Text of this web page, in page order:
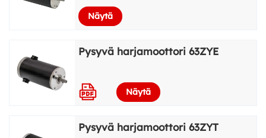
Näytä
Pysyvä harjamoottori 63ZYE
Näytä
Pysyvä harjamoottori 63ZYT